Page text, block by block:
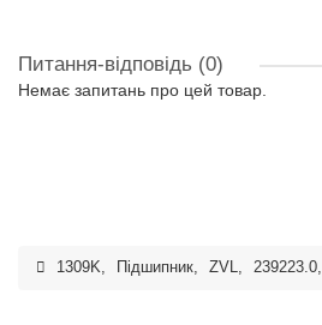
Питання-відповідь (0)
Немає запитань про цей товар.
1309K, Підшипник, ZVL, 239223.0,